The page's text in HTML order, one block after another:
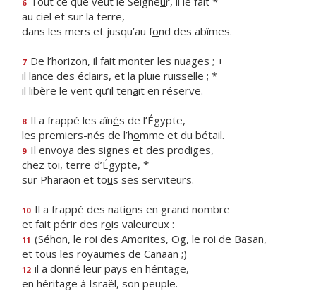
6
au ciel et sur la terre,
dans les mers et jusqu’au fond des abîmes.
7 De l’horizon, il fait monter les nuages ; +
il lance des éclairs, et la pluie ruisselle ; *
il libère le vent qu’il tenait en réserve.
8 Il a frappé les aînés de l’Égypte,
les premiers-nés de l’homme et du bétail.
9 Il envoya des signes et des prodiges,
chez toi, terre d’Égypte, *
sur Pharaon et tous ses serviteurs.
10 Il a frappé des nations en grand nombre
et fait périr des rois valeureux :
11 (Séhon, le roi des Amorites, Og, le roi de Basan,
et tous les royaumes de Canaan ;)
12 il a donné leur pays en héritage,
en héritage à Israël, son peuple.